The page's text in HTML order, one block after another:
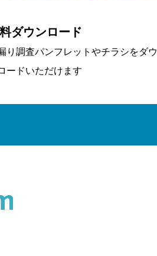
ダウンロード
り調査パンフレットやチラシをダウ
ードいただけます